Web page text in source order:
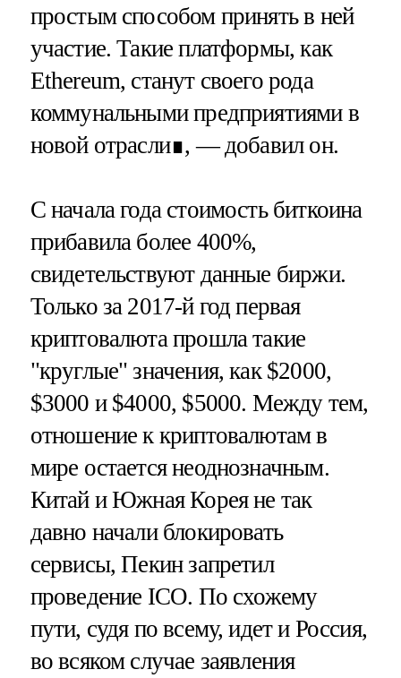
простым способом принять в ней
участие. Такие платформы, как
Ethereum, станут своего рода
коммунальными предприятиями в
новой отрасли∎, — добавил он.
С начала года стоимость биткоина
прибавила более 400%,
свидетельствуют данные биржи.
Только за 2017-й год первая
криптовалюта прошла такие
"круглые" значения, как $2000,
$3000 и $4000, $5000. Между тем,
отношение к криптовалютам в
мире остается неоднозначным.
Китай и Южная Корея не так
давно начали блокировать
сервисы, Пекин запретил
проведение ICO. По схожему
пути, судя по всему, идет и Россия,
во всяком случае заявления